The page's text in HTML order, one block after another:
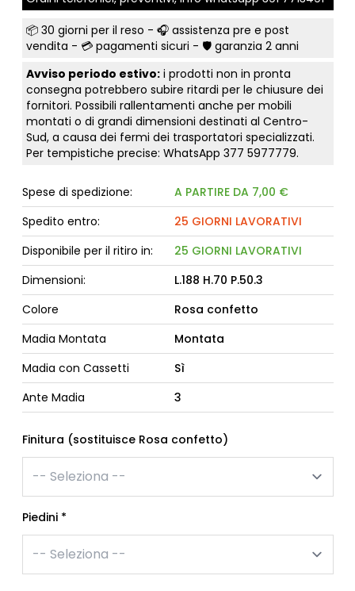
📦 30 giorni per il reso - 🎧 assistenza pre e post
vendita - 💳 pagamenti sicuri - 🛡️ garanzia 2 anni
Avviso periodo estivo:i prodotti non in pronta
consegna potrebbero subire ritardi per le chiusure dei
fornitori. Possibili rallentamenti anche per mobili
montati o di grandi dimensioni destinati al Centro-
Sud, a causa dei fermi dei trasportatori specializzati.
Per tempistiche precise: WhatsApp 377 5977779.
Spese di spedizione:
A PARTIRE DA 7,00 €
Spedito entro:
25 GIORNI LAVORATIVI
Disponibile per il ritiro in:
25 GIORNI LAVORATIVI
Dimensioni:
L.188 H.70 P.50.3
Colore
Rosa confetto
Madia Montata
Montata
Madia con Cassetti
Sì
Ante Madia
3
Finitura (sostituisce Rosa confetto)
Piedini *